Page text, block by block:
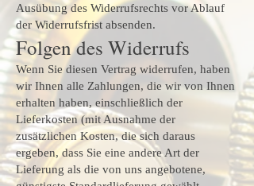
Ausübung des Widerrufsrechts vor Ablauf
der Widerrufsfrist absenden.
Folgen des Widerrufs
Wenn Sie diesen Vertrag widerrufen, haben
wir Ihnen alle Zahlungen, die wir von Ihnen
erhalten haben, einschließlich der
Lieferkosten (mit Ausnahme der
zusätzlichen Kosten, die sich daraus
ergeben, dass Sie eine andere Art der
Lieferung als die von uns angebotene,